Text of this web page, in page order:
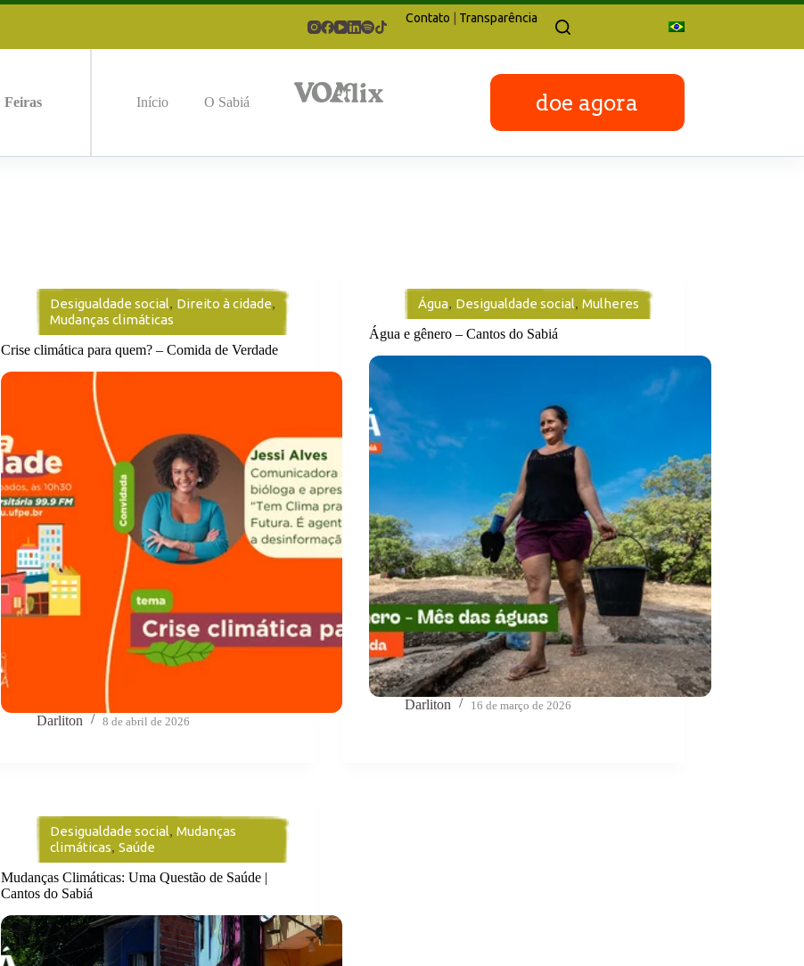
Contato | Transparência
Feiras Início O Sabiá doe agora
Desigualdade social, Direito à cidade,
Mudanças climáticas
Crise climática para quem? – Comida de Verdade
Darliton 8 de abril de 2026
Água, Desigualdade social,Mulheres
Água e gênero – Cantos do Sabiá
Darliton 16 de março de 2026
Desigualdade social,Mudanças
climáticas,Saúde
Mudanças Climáticas: Uma Questão de Saúde |
Cantos do Sabiá